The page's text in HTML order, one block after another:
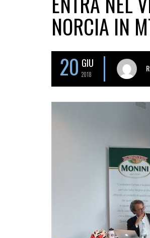
NORCIA IN
20 GIU
2018